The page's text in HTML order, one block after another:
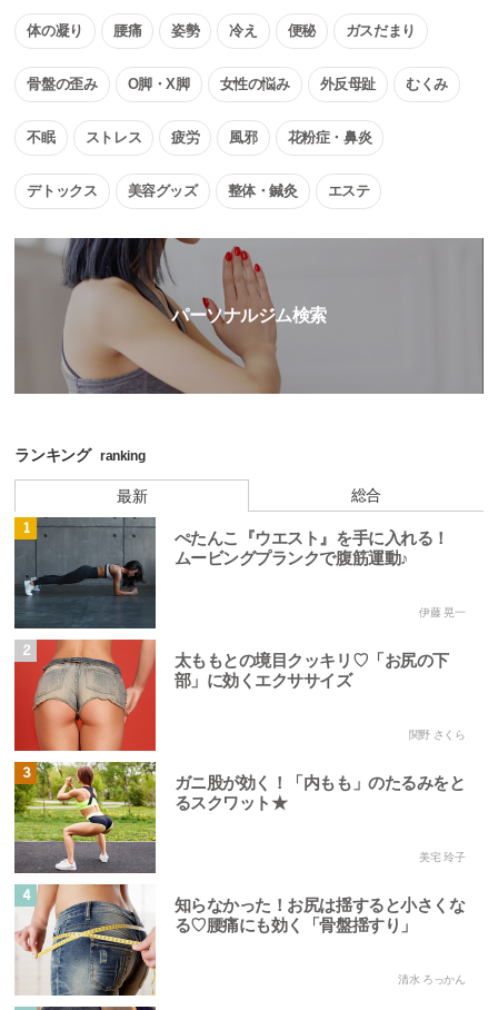
体の凝り 腰痛 姿勢 冷え 便秘 ガスだまり
骨盤の歪み O脚・X脚 女性の悩み 外反母趾 むくみ
不眠 ストレス 疲労 風邪 花粉症・鼻炎
デトックス 美容グッズ 整体・鍼灸 エステ
パーソナルジム検索
ランキング ranking
最新 総合
1
ぺたんこ『ウエスト』を手に入れる！
ムービングプランクで腹筋運動♪
伊藤 晃一
2
太ももとの境目クッキリ♡「お尻の下
部」に効くエクササイズ
関野 さくら
3
ガニ股が効く！「内もも」のたるみをと
るスクワット★
美宅 玲子
4
知らなかった！お尻は揺すると小さくな
る♡腰痛にも効く「骨盤揺すり」
清水 ろっかん